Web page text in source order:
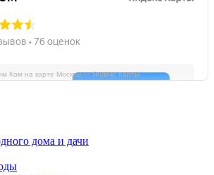
Ком на карте Москвы — Яндекс Карты
дома и дачи